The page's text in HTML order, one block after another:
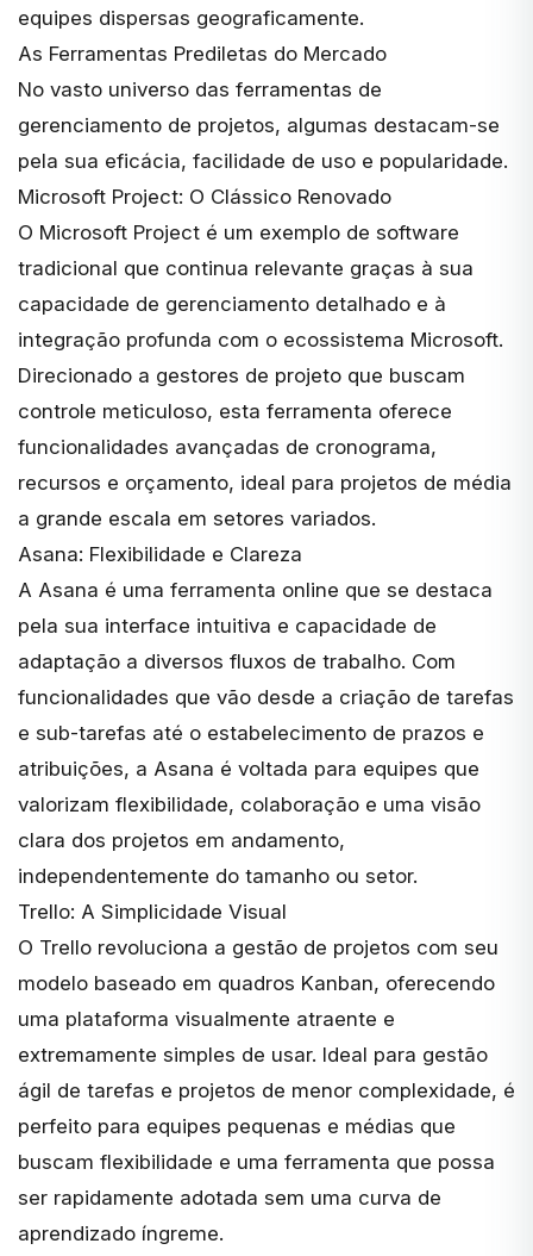
equipes dispersas geograficamente.
As Ferramentas Prediletas do Mercado
No vasto universo das ferramentas de
gerenciamento de projetos, algumas destacam-se
pela sua eficácia, facilidade de uso e popularidade.
Microsoft Project: O Clássico Renovado
O Microsoft Project é um exemplo de software
tradicional que continua relevante graças à sua
capacidade de gerenciamento detalhado e à
integração profunda com o ecossistema Microsoft.
Direcionado a gestores de projeto que buscam
controle meticuloso, esta ferramenta oferece
funcionalidades avançadas de cronograma,
recursos e orçamento, ideal para projetos de média
a grande escala em setores variados.
Asana: Flexibilidade e Clareza
A Asana é uma ferramenta online que se destaca
pela sua interface intuitiva e capacidade de
adaptação a diversos fluxos de trabalho. Com
funcionalidades que vão desde a criação de tarefas
e sub-tarefas até o estabelecimento de prazos e
atribuições, a Asana é voltada para equipes que
valorizam flexibilidade, colaboração e uma visão
clara dos projetos em andamento,
independentemente do tamanho ou setor.
Trello: A Simplicidade Visual
O Trello revoluciona a gestão de projetos com seu
modelo baseado em quadros Kanban, oferecendo
uma plataforma visualmente atraente e
extremamente simples de usar. Ideal para gestão
ágil de tarefas e projetos de menor complexidade, é
perfeito para equipes pequenas e médias que
buscam flexibilidade e uma ferramenta que possa
ser rapidamente adotada sem uma curva de
aprendizado íngreme.